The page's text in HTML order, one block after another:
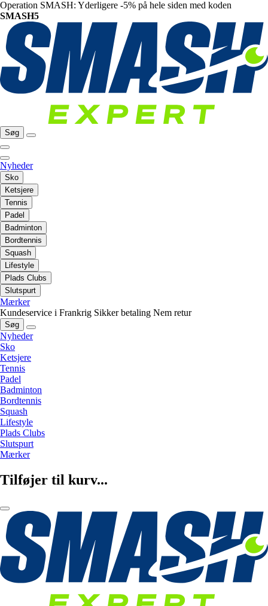
Operation SMASH: Yderligere -5% på hele siden med koden
SMASH5
Søg
Nyheder
Sko
Ketsjere
Tennis
Padel
Badminton
Bordtennis
Squash
Lifestyle
Plads Clubs
Slutspurt
Mærker
Kundeservice i Frankrig Sikker betaling Nem retur
Søg
Nyheder
Sko
Ketsjere
Tennis
Padel
Badminton
Bordtennis
Squash
Lifestyle
Plads Clubs
Slutspurt
Mærker
Tilføjer til kurv...